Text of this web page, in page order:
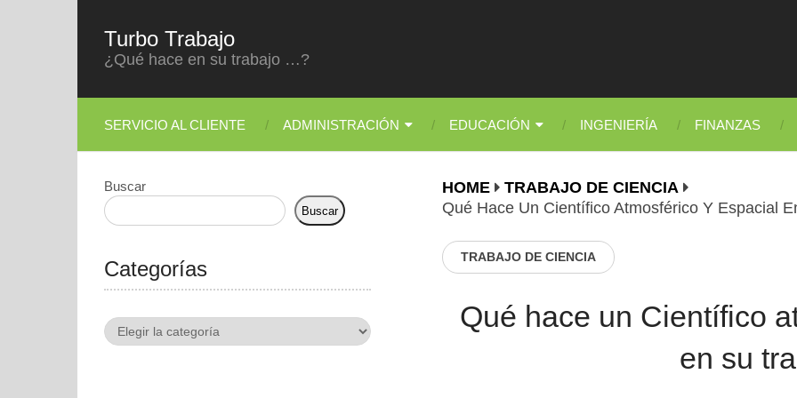
Turbo Trabajo
¿Qué hace en su trabajo …?
SERVICIO AL CLIENTE ADMINISTRACIÓN EDUCACIÓN INGENIERÍA FINANZAS
HOME
TRABAJO DE CIENCIA
Qué Hace Un Científico Atmosférico Y Espacial
TRABAJO DE CIENCIA
Qué hace un Científico
en su
Buscar
Buscar
Categorías
Categorías